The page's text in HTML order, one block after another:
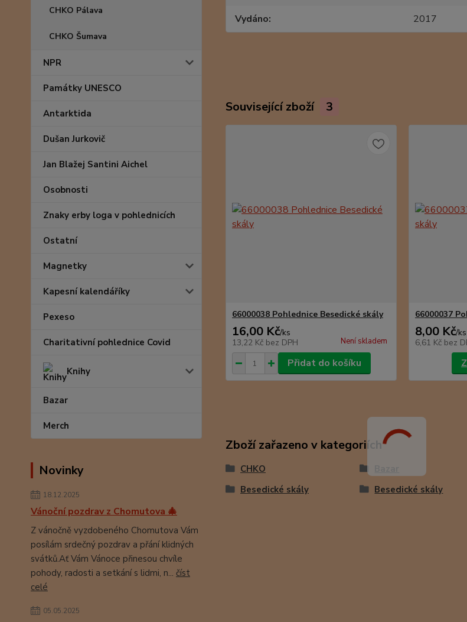
CHKO Pálava
CHKO Šumava
NPR
Památky UNESCO
Antarktida
Dušan Jurkovič
Jan Blažej Santini Aichel
Osobnosti
Znaky erby loga v pohlednicích
Ostatní
Magnetky
Kapesní kalendáříky
Pexeso
Charitativní pohlednice Covid
Knihy
Bazar
Merch
Novinky
18.12.2025
Vánoční pozdrav z Chomutova 🎄
Z vánočně vyzdobeného Chomutova Vám
posílám srdečný pozdrav a přání klidných
svátků.Ať Vám Vánoce přinesou chvíle
pohody, radosti a setkání s lidmi, n... číst
celé
05.05.2025
Vydáno
2017
Související zboží 3
66000038 Pohlednice Besedické skály
16,00 Kč/ks
13,22 Kč bez DPH Není skladem
Přidat do košíku
66000037
8,00 Kč/ks
6,61 Kč bez
Zboží zařazeno v kategoriích
CHKO
Besedické skály
Besedické skály